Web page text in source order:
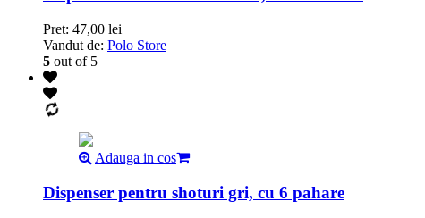
Pret: 47,00 lei
Vandut de: Polo Store
5 out of 5
Adauga in cos
Dispenser pentru shoturi gri, cu 6 pahare